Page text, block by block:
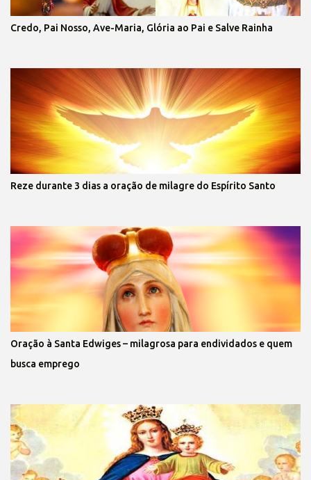
Credo, Pai Nosso, Ave-Maria, Glória ao Pai e Salve Rainha
Reze durante 3 dias a oração de milagre do Espírito Santo
Oração à Santa Edwiges – milagrosa para endividados e quem
busca emprego